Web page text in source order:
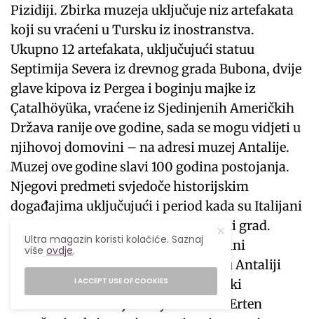
Pizidiji. Zbirka muzeja uključuje niz artefakata
koji su vraćeni u Tursku iz inostranstva.
Ukupno 12 artefakata, uključujući statuu
Septimija Severa iz drevnog grada Bubona, dvije
glave kipova iz Pergea i boginju majke iz
Çatalhöyüka, vraćene iz Sjedinjenih Američkih
Država ranije ove godine, sada se mogu vidjeti u
njihovoj domovini – na adresi muzej Antalije.
Muzej ove godine slavi 100 godina postojanja.
Njegovi predmeti svjedoče historijskim
događajima uključujući i period kada su Italijani
nakon Prvog svjetskog rata okupirali grad.
Zbog tadašnje inicijative da se pojedini
artefakti, koji su bili na otvorenom u Antaliji
prebace u konzulat Italije, gimnazijski
nastavnik u Antaliji Suleyman Fikri Erten
Ultra magazin koristi kolačiće. Saznaj
višeovdje.
I ACCEPT USE OF COOKIES